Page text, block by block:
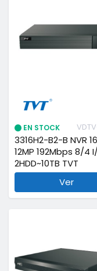
EN STOCK
3316H2-B2-B NVR
12MP 192Mbps 8/4
2HDD~10TB TVT
Ver